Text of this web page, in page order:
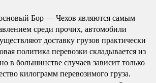
Бор — Чехов являются самым
среди прочих, автомобили
доставку грузов практически
политика перевозки складывается из
в большинстве случаев зависит только
килограмм перевозимого груза.